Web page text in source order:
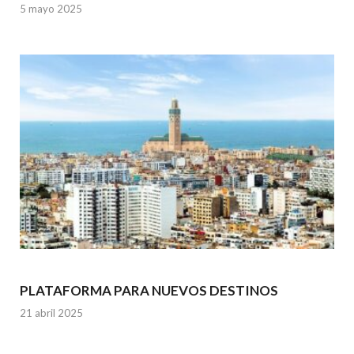
5 mayo 2025
PLATAFORMA PARA NUEVOS DESTINOS
21 abril 2025